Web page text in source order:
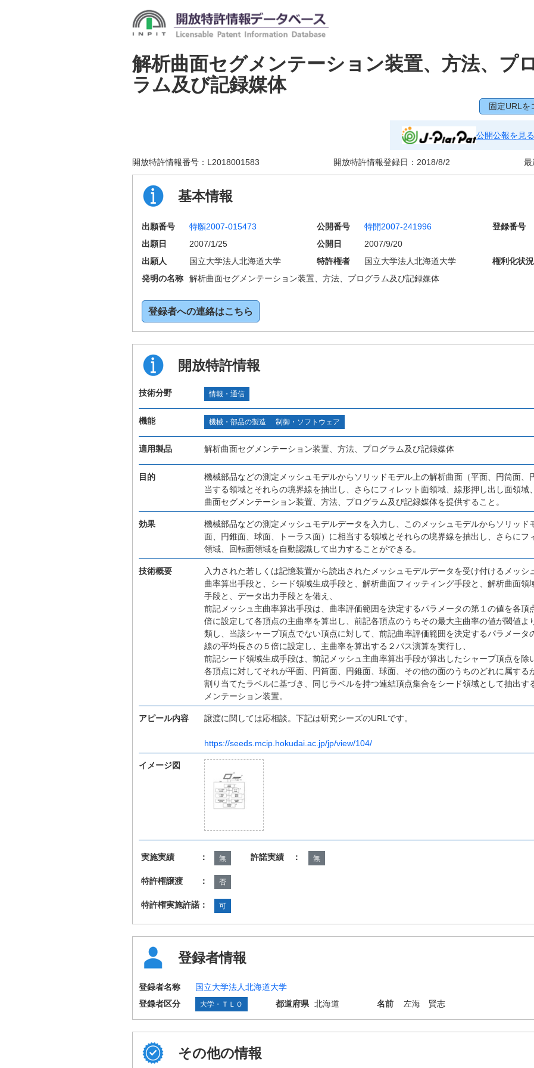
解析曲面セグメンテーション装置、方法、プ
ラム及び記録媒体
固定URLを
公開公報を見る
開放特許情報番号： L2018001583 開放特許情報登録日： 2018/8/2 最
基本情報
出願番号 特願2007-015473 公開番号 特開2007-241996 登録番号
出願日
2007/1/25 公開日
2007/9/20
出願人
国立大学法人北海道大学 特許権者 国立大学法人北海道大学 権利化状況
発明の名称
解析曲面セグメンテーション装置、方法、プログラム及び記録媒体
登録者への連絡はこちら
開放特許情報
技術分野 情報・通信
機能 機械・部品の製造 制御・ソフトウェア
適用製品 解析曲面セグメンテーション装置、方法、プログラム及び記録媒体
目的
機械部品などの測定メッシュモデルからソリッドモデル上の解析曲面（平面、円筒面、
当する領域とそれらの境界線を抽出し、さらにフィレット面領域、線形押し出し面領域
曲面セグメンテーション装置、方法、プログラム及び記録媒体を提供すること。
効果
機械部品などの測定メッシュモデルデータを入力し、このメッシュモデルからソリッド
面、円錐面、球面、トーラス面）に相当する領域とそれらの境界線を抽出し、さらにフ
領域、回転面領域を自動認識して出力することができる。
技術概要
入力された若しくは記憶装置から読出されたメッシュモデルデータを受け付けるメッシ
曲率算出手段と、シード領域生成手段と、解析曲面フィッティング手段と、解析曲面領
手段と、データ出力手段とを備え、
前記メッシュ主曲率算出手段は、曲率評価範囲を決定するパラメータの第１の値を各頂
倍に設定して各頂点の主曲率を算出し、前記各頂点のうちその最大主曲率の値が閾値よ
類し、当該シャープ頂点でない頂点に対して、前記曲率評価範囲を決定するパラメータ
線の平均長さの５倍に設定し、主曲率を算出する２パス演算を実行し、
前記シード領域生成手段は、前記メッシュ主曲率算出手段が算出したシャープ頂点を除
各頂点に対してそれが平面、円筒面、円錐面、球面、その他の面のうちのどれに属する
割り当てたラベルに基づき、同じラベルを持つ連結頂点集合をシード領域として抽出す
メンテーション装置。
アピール内容 譲渡に関しては応相談。下記は研究シーズのURLです。
https://seeds.mcip.hokudai.ac.jp/jp/view/104/
イメージ図
実施実績 ： 無 許諾実績 ： 無
特許権譲渡 ： 否
特許権実施許諾： 可
登録者情報
登録者名称
国立大学法人北海道大学
登録者区分
大学・ＴＬＯ 都道府県 北海道 名前 左海 賢志
その他の情報